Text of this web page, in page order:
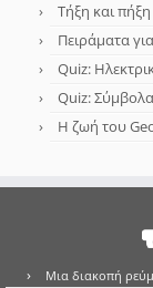
Τήξη και
Πειράματα
Quiz:
Quiz:
Η ζωή του
Μια διακοπή